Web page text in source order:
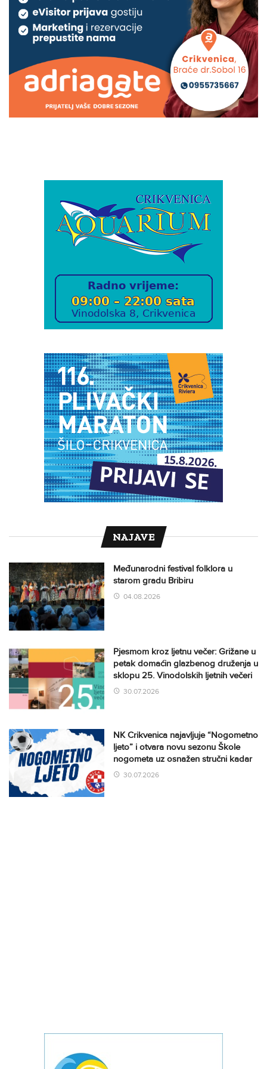
NAJAVE
Međunarodni festival folklora u
starom gradu Bribiru
04.08.2026
Pjesmom kroz ljetnu večer: Grižane u
petak domaćin glazbenog druženja u
sklopu 25. Vinodolskih ljetnih večeri
30.07.2026
NK Crikvenica najavljuje “Nogometno
ljeto” i otvara novu sezonu Škole
nogometa uz osnažen stručni kadar
30.07.2026